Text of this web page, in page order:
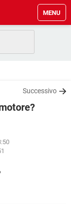
MENU
Successivo